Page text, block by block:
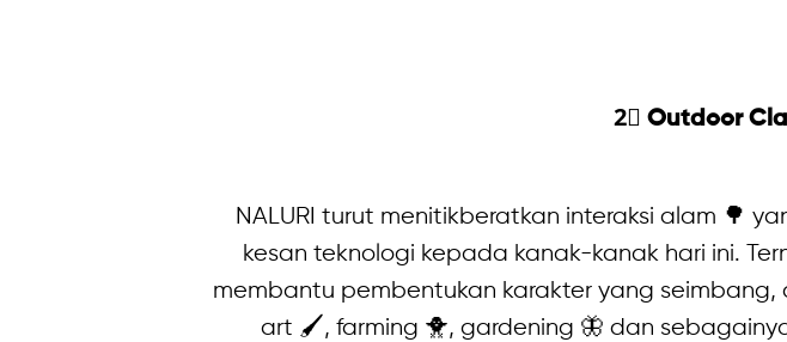
2⃣ Outdoor
NALURI turut menitikberatkan interaksi alam 🌳
kesan teknologi kepada kanak-kanak hari ini.
membantu pembentukan karakter yang
art 🖌, farming 🐥, gardening 🦋 dan